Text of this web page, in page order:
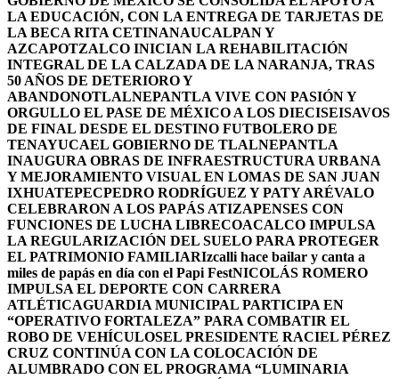
LA EDUCACIÓN, CON LA ENTREGA DE TARJETAS DE
LA BECA RITA CETINANAUCALPAN Y
AZCAPOTZALCO INICIAN LA REHABILITACIÓN
INTEGRAL DE LA CALZADA DE LA NARANJA, TRAS
50 AÑOS DE DETERIORO Y
ABANDONOTLALNEPANTLA VIVE CON PASIÓN Y
ORGULLO EL PASE DE MÉXICO A LOS DIECISEISAVOS
DE FINAL DESDE EL DESTINO FUTBOLERO DE
TENAYUCAEL GOBIERNO DE TLALNEPANTLA
INAUGURA OBRAS DE INFRAESTRUCTURA URBANA
Y MEJORAMIENTO VISUAL EN LOMAS DE SAN JUAN
IXHUATEPECPEDRO RODRÍGUEZ Y PATY ARÉVALO
CELEBRARON A LOS PAPÁS ATIZAPENSES CON
FUNCIONES DE LUCHA LIBRECOACALCO IMPULSA
LA REGULARIZACIÓN DEL SUELO PARA PROTEGER
EL PATRIMONIO FAMILIARIzcalli hace bailar y canta a
miles de papás en día con el Papi FestNICOLÁS ROMERO
IMPULSA EL DEPORTE CON CARRERA
ATLÉTICAGUARDIA MUNICIPAL PARTICIPA EN
“OPERATIVO FORTALEZA” PARA COMBATIR EL
ROBO DE VEHÍCULOSEL PRESIDENTE RACIEL PÉREZ
CRUZ CONTINÚA CON LA COLOCACIÓN DE
ALUMBRADO CON EL PROGRAMA “LUMINARIA